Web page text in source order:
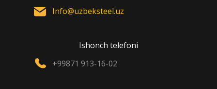
Info@uzbeksteel.uz
Ishonch telefoni
+99871 913-16-02